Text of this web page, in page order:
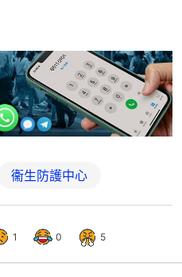
衞生防護中心
1 0 5